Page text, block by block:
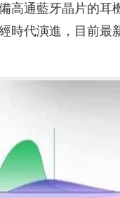
高通藍牙晶片的耳
時代演進，目前最